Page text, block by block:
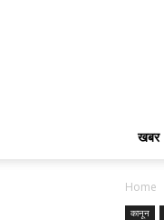
खबर
Home
कानून